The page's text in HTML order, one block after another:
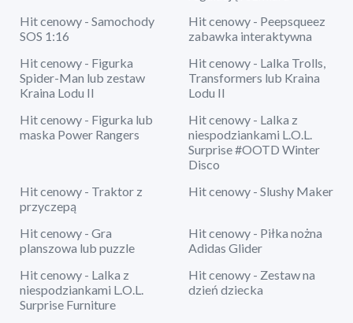
Hit cenowy - Samochody
SOS 1:16
Hit cenowy - Peepsqueez
zabawka interaktywna
Hit cenowy - Figurka
Spider-Man lub zestaw
Kraina Lodu II
Hit cenowy - Lalka Trolls,
Transformers lub Kraina
Lodu II
Hit cenowy - Figurka lub
maska Power Rangers
Hit cenowy - Lalka z
niespodziankami L.O.L.
Surprise #OOTD Winter
Disco
Hit cenowy - Traktor z
przyczepą
Hit cenowy - Slushy Maker
Hit cenowy - Gra
planszowa lub puzzle
Hit cenowy - Piłka nożna
Adidas Glider
Hit cenowy - Lalka z
niespodziankami L.O.L.
Surprise Furniture
Hit cenowy - Zestaw na
dzień dziecka